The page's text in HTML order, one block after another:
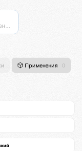
Народная база знаний
Применения 0